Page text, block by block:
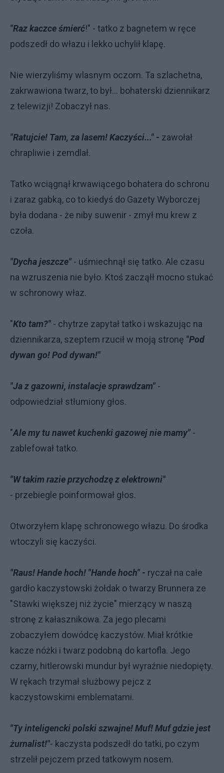
"Raz kaczce śmierć!" - tatko z bagnetem w ręce
podszedł do włazu i lekko uchylił klapę.
Nie wierzyliśmy wlasnym oczom. Ta szlachetna,
zakrwawiona twarz, to był... bohaterski dziennikarz
z telewizji! Zobaczył nas.
"Ratujcie! Tam, za lasem! Kaczyści..." - zawołał
chrapliwie i zemdlał.
Tatko wciągnął krwawiącego bohatera do schronu
i zaraz gabką, co to kiedyś do Gazety Wyborczej
była dodana - że niby suwenir - zmył mu krew z
czoła.
"Dycha jeszcze" - uśmiechnął się tatko. Ale czasu
na wzruszenia nie było. Ktoś zacząłł mocno stukać
w schronowy właz.
"Kto tam?" - chytrze zapytał tatko i wskazując na
dziennikarza, szeptem rzucił w moją stronę "Pod
dywan go! Pod dywan!"
"Ja z gazowni, instalacje sprawdzam" -
odpowiedział stłumiony głos.
"Ale my tu nawet kuchenki gazowej nie mamy" -
zablefował tatko.
"W takim razie przychodzę z elektrowni"
- przebiegle poinformował głos.
Otworzyłem klapę schronowego włazu. Do środka
wtoczyli się kaczyści.
"Raus! Hande hoch! "Hande hoch" - ryczał na całe
gardło kaczystowski żołdak o twarzy Brunnera ze
"Stawki większej niż życie" mierzący w naszą
stronę z kałasznikowa. Za jego plecami
zobaczyłem dowódcę kaczystów. Miał krótkie
kacze nóżki i twarz podobną do kartofla. Jego
czarny, hitlerowski mundur był wyraźnie niedopięty.
W rękach trzymał służbowy pejcz z
kaczystowskimi emblematami.
"Ty inteligencki polski szwajne! Muf! Muf gdzie jest
żurnalist!"- kaczysta podszedł do tatki, po czym
strzelił pejczem przed tatkowym nosem.